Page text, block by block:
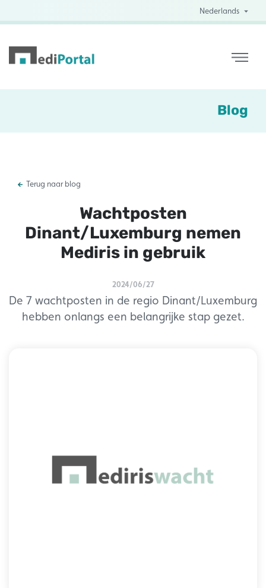
Nederlands
Blog
Terug naar blog
Wachtposten
Dinant/Luxemburg nemen
Mediris in gebruik
2024/06/27
De 7 wachtposten in de regio Dinant/Luxemburg
hebben onlangs een belangrijke stap gezet.